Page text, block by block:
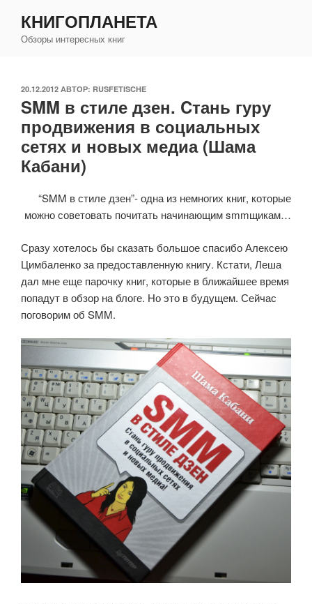
содержимому
КНИГОПЛАНЕТА
Обзоры интересных книг
ОПУБЛИКОВАНО
20.12.2012 АВТОР: RUSFETISCHE
SMM в стиле дзен. Cтань гуру
продвижения в социальных
сетях и новых медиа (Шама
Кабани)
“SMM в стиле дзен”- одна из немногих книг, которые
можно советовать почитать начинающим smmщикам…
Сразу хотелось бы сказать большое спасибо Алексею
Цимбаленко за предоставленную книгу. Кстати, Леша
дал мне еще парочку книг, которые в ближайшее время
попадут в обзор на блоге. Но это в будущем. Сейчас
поговорим об SMM.